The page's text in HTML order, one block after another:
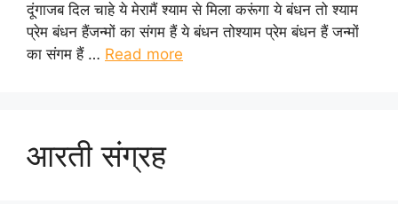
दूंगाजब दिल चाहे ये मेरामैं श्याम से मिला करूंगा ये बंधन तो श्याम
प्रेम बंधन हैंजन्मों का संगम हैं ये बंधन तोश्याम प्रेम बंधन हैं जन्मों
का संगम हैं … Read more
आरती संग्रह